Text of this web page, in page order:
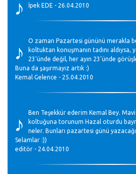
İpek EDE - 26.04.2010
♪
O zaman Pazartesi gününü merakla
koltuktan konuşmanın tadını aldıysa,
23'ünde değil, her ayın 23'ünde
Buna da şaşırmayız artık :)
Kemal Gelence - 25.04.2010
♪
Ben Teşekkür ederim Kemal Bey.
koltuğuna torunum Hazal oturdu
neler. Bunları pazartesi günü
Selamlar :))
editör - 24.04.2010